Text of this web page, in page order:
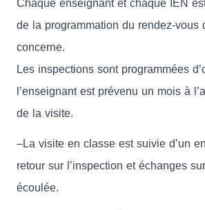
Chaque enseignant et chaque IEN
de la programmation du rendez-vous
concerne.
Les inspections sont programmées
l’enseignant est prévenu un mois à
de la visite.
–La visite en classe est suivie d’un
retour sur l’inspection et échanges
écoulée.